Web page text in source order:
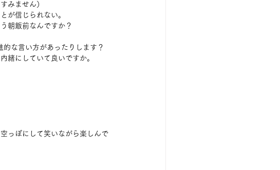
みません）
が信じられない。
朝飯前なんですか？
な言い方があったりします？
緒にしていて良いですか。
っぽにして笑いながら楽しんで